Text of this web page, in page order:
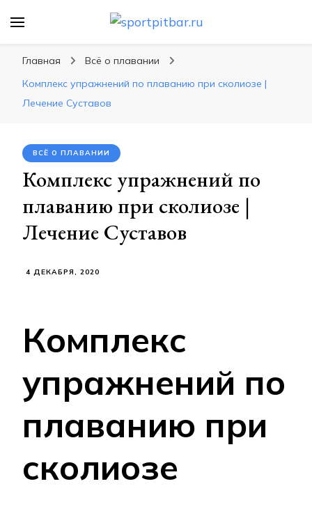
спортивных упражнения, правильные
диеты, программы тренировок
Главная
Всё о плавании
Комплекс упражнений по плаванию при сколиозе |
Лечение Суставов
ВСЁ О ПЛАВАНИИ
Комплекс упражнений по
плаванию при сколиозе |
Лечение Суставов
4 ДЕКАБРЯ, 2020
Комплекс
упражнений по
плаванию при
сколиозе